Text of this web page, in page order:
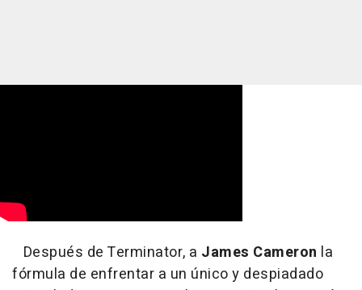
Después de Terminator, a James Cameron la
fórmula de enfrentar a un único y despiadado